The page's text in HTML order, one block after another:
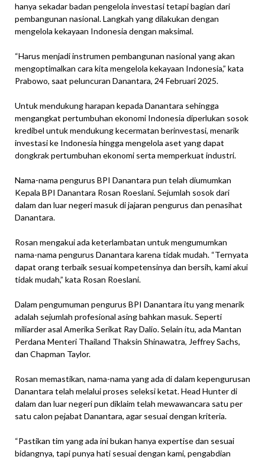
hanya sekadar badan pengelola investasi tetapi bagian dari
pembangunan nasional. Langkah yang dilakukan dengan
mengelola kekayaan Indonesia dengan maksimal.
“Harus menjadi instrumen pembangunan nasional yang akan
mengoptimalkan cara kita mengelola kekayaan Indonesia,” kata
Prabowo, saat peluncuran Danantara, 24 Februari 2025.
Untuk mendukung harapan kepada Danantara sehingga
mengangkat pertumbuhan ekonomi Indonesia diperlukan sosok
kredibel untuk mendukung kecermatan berinvestasi, menarik
investasi ke Indonesia hingga mengelola aset yang dapat
dongkrak pertumbuhan ekonomi serta memperkuat industri.
Nama-nama pengurus BPI Danantara pun telah diumumkan
Kepala BPI Danantara Rosan Roeslani. Sejumlah sosok dari
dalam dan luar negeri masuk di jajaran pengurus dan penasihat
Danantara.
Rosan mengakui ada keterlambatan untuk mengumumkan
nama-nama pengurus Danantara karena tidak mudah. “Ternyata
dapat orang terbaik sesuai kompetensinya dan bersih, kami akui
tidak mudah,” kata Rosan Roeslani.
Dalam pengumuman pengurus BPI Danantara itu yang menarik
adalah sejumlah profesional asing bahkan masuk. Seperti
miliarder asal Amerika Serikat Ray Dalio. Selain itu, ada Mantan
Perdana Menteri Thailand Thaksin Shinawatra, Jeffrey Sachs,
dan Chapman Taylor.
Rosan memastikan, nama-nama yang ada di dalam kepengurusan
Danantara telah melalui proses seleksi ketat. Head Hunter di
dalam dan luar negeri pun diklaim telah mewawancara satu per
satu calon pejabat Danantara, agar sesuai dengan kriteria.
“Pastikan tim yang ada ini bukan hanya expertise dan sesuai
bidangnya, tapi punya hati sesuai dengan kami, pengabdian